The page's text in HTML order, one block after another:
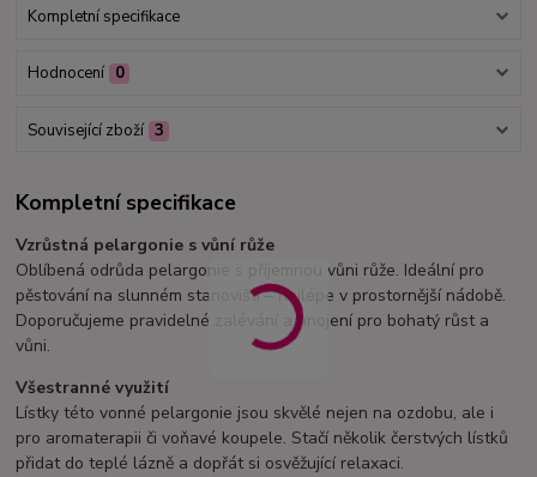
Kompletní specifikace
Hodnocení 0
Související zboží 3
Kompletní specifikace
Vzrůstná pelargonie s vůní růže
Oblíbená odrůda pelargonie s příjemnou vůni růže. Ideální pro
pěstování na slunném stanovišti – nejlépe v prostornější nádobě.
Doporučujeme pravidelné zalévání a hnojení pro bohatý růst a
vůni.
Všestranné využití
Lístky této vonné pelargonie jsou skvělé nejen na ozdobu, ale i
pro aromaterapii či voňavé koupele. Stačí několik čerstvých lístků
přidat do teplé lázně a dopřát si osvěžující relaxaci.